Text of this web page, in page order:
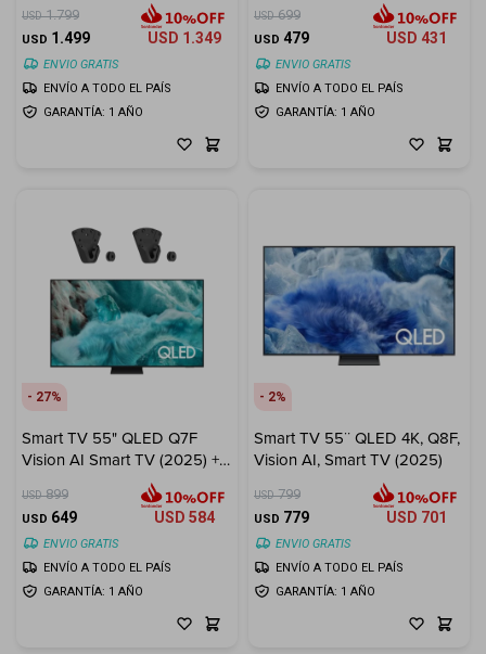
USD 1.799
USD 1.499 USD 1.349
ENVIO GRATIS
GARANTÍA: 1 AÑO
ENVÍO A TODO EL PAÍS
32"-100" ¡De Regalo!
USD 699
USD 479 USD 431
ENVIO GRATIS
GARANTÍA: 1 AÑO
ENVÍO A TODO EL PAÍS
27
Smart TV 55" QLED Q7F
Vision AI Smart TV (2025) +
Soporte de Pared LUMI
32"-100" ¡De Regalo!
USD 899
USD 649 USD 584
ENVIO GRATIS
GARANTÍA: 1 AÑO
ENVÍO A TODO EL PAÍS
2
Smart TV 55¨ QLED 4K, Q8F,
Vision AI, Smart TV (2025)
USD 799
USD 779 USD 701
ENVIO GRATIS
GARANTÍA: 1 AÑO
ENVÍO A TODO EL PAÍS